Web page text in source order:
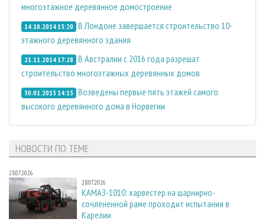
многоэтажное деревянное домостроение
14.10.2014 15:20 В Лондоне завершается строительство 10-
этажного деревянного здания
21.11.2014 17:28 В Австралии с 2016 года разрешат
строительство многоэтажных деревянных домов
30.01.2015 14:15 Возведены первые пять этажей самого
высокого деревянного дома в Норвегии
НОВОСТИ ПО ТЕМЕ
28.07.2026
28.07.2026
КАМАЗ-1010: харвестер на шарнирно-
сочлененной раме проходит испытания в
Карелии